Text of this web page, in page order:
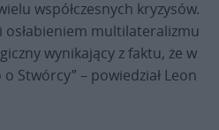
współczesnych kryzysów.
osłabieniem multilateralizmu
wynikający z faktu, że w
Stwórcy” – powiedział Leon